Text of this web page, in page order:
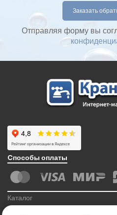
Отправляя форму вы
Cпособы оплаты
Каталог